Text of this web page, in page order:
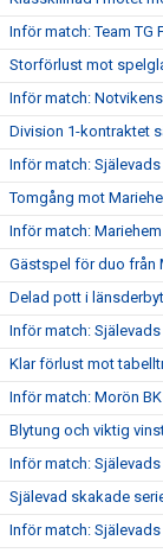
Inför match: Team TG
Storförlust mot
Inför match:
Division 1-kontraktet
Inför match:
Tomgång mot
Inför match:
Gästspel för duo från
Delad pott i
Inför match: Själevads
Klar förlust mot
Inför match: Morön
Blytung och viktig
Inför match: Själevads
Själevad skakade
Inför match: Själevads